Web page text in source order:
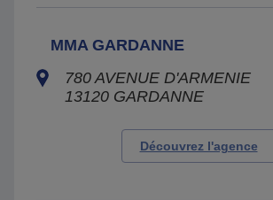
MMA GARDANNE
780 AVENUE D'ARMENIE
13120 GARDANNE
Découvrez l'agence